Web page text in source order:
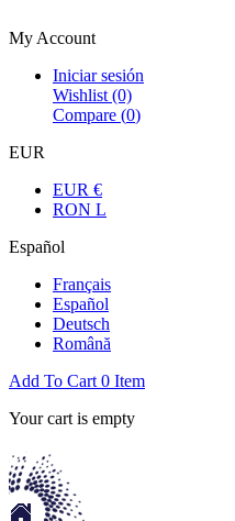
My Account
Iniciar sesión
Wishlist (0)
Compare (0)
EUR
EUR €
RON L
Español
Français
Español
Deutsch
Română
Add To Cart 0 Item
Your cart is empty